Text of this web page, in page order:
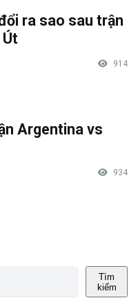
ra sao sau trận
Út
914
Argentina vs
934
Tìm
kiếm